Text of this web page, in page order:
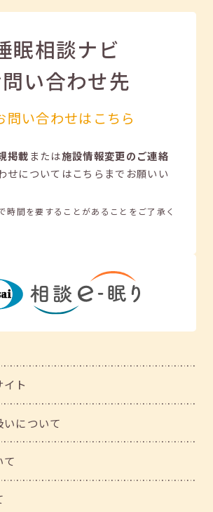
眠相談ナビ
い合わせ先
問い合わせはこちら
掲載または施設情報変更のご連絡
せについてはこちらまでお願いい
時間を要することがあることをご了承く
ト
について
て